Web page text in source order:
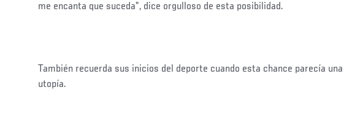
me encanta que suceda”, dice orgulloso de esta posibilidad.
También recuerda sus inicios del deporte cuando esta chance parecía
utopía.